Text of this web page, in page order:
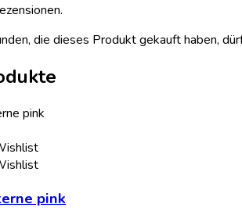
die dieses Produkt gekauft haben,
pink